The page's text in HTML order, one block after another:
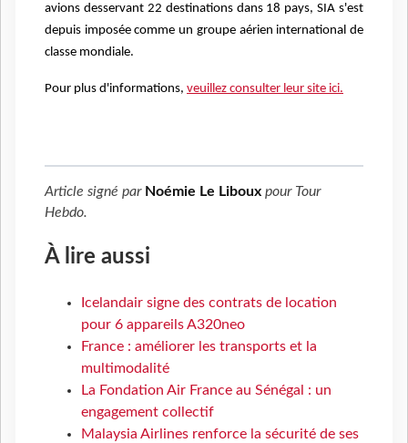
avions desservant 22 destinations dans 18 pays, SIA s'est
depuis imposée comme un groupe aérien international de
classe mondiale.
Pour plus d'informations, veuillez consulter leur site ici.
Article signé par Noémie Le Liboux pour Tour
Hebdo.
À lire aussi
Icelandair signe des contrats de location
pour 6 appareils A320neo
France : améliorer les transports et la
multimodalité
La Fondation Air France au Sénégal : un
engagement collectif
Malaysia Airlines renforce la sécurité de ses